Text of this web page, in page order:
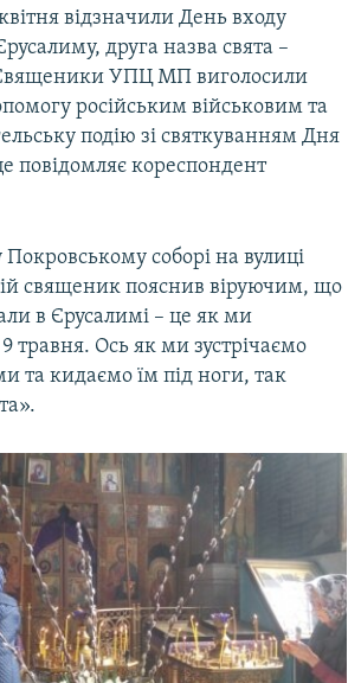
відзначили День входу
друга назва свята –
УПЦ МП виголосили
російським військовим та
подію зі святкуванням Дня
повідомляє кореспондент
соборі на вулиці
священик пояснив віруючим, що
в Єрусалимі – це як ми
травня. Ось як ми зустрічаємо
та кидаємо їм під ноги, так